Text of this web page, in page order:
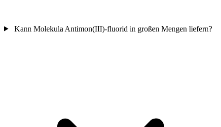
Kann Molekula Antimon(III)-fluorid in großen Mengen liefern?